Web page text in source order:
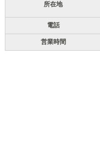
所在地
電話
営業時間